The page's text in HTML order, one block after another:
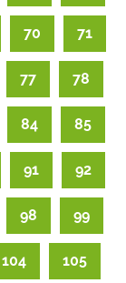
70 71
77 78
84 85
91 92
98 99
104 105